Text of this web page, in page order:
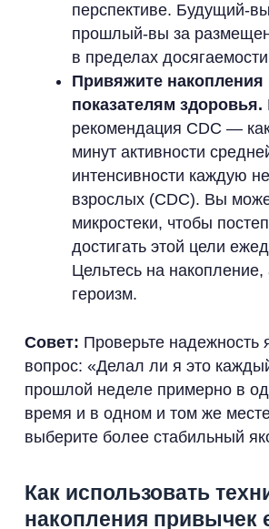
перспективе. Будущий-
прошлый-вы за
в пределах
Привяжите
показателям здоровья.
рекомендация CDC —
минут активности
интенсивности каждую
взрослых (CDC). Вы
микростеки, чтобы
достигать этой цели
Цельтесь на накопление,
героизм.
Совет: Проверьте надежность
вопрос: «Делал ли я это
прошлой неделе примерно в
время и в одном и том же
выберите более стабильный
Как использовать
накопления привычек